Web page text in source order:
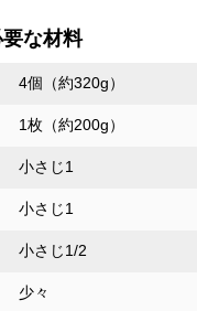
な材料
4個（約320g）
1枚（約200g）
小さじ1
小さじ1
小さじ1/2
少々